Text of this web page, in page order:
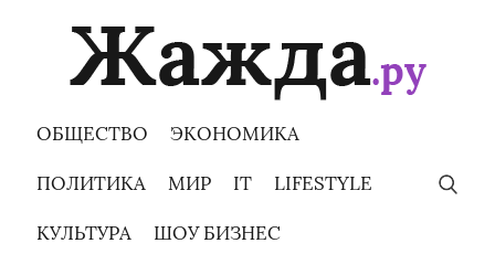
ОБЩЕСТВО ЭКОНОМИКА
ПОЛИТИКА МИР IT LIFESTYLE
КУЛЬТУРА ШОУ БИЗНЕС